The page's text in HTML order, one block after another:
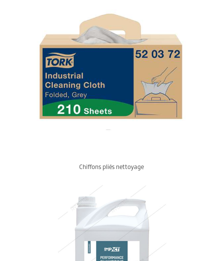
Chiffons pliés nettoyage